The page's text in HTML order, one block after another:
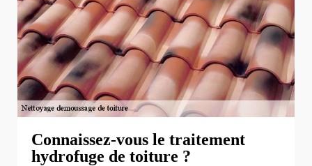
Connaissez-vous le traitement
hydrofuge de toiture ?